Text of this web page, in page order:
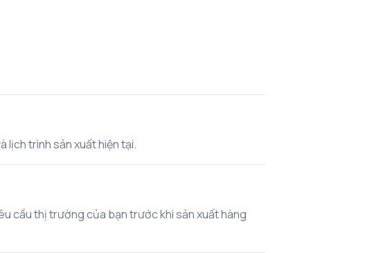
lịch trình sản xuất hiện tại.
cầu thị trường của bạn trước khi sản xuất hàng